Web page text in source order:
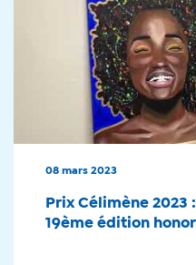
08 mars 2023
Prix Célimène 2023
19ème édition